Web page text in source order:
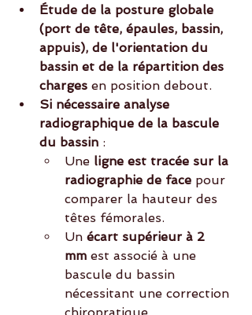
Étude de la posture globale
(port de tête, épaules, bassin,
appuis), de l'orientation du
bassin et de la répartition des
charges en position debout.
Si nécessaire analyse
radiographique de la bascule
du bassin :
Une ligne est tracée sur la
radiographie de face pour
comparer la hauteur des
têtes fémorales.
Un écart supérieur à 2
mm est associé à une
bascule du bassin
nécessitant une correction